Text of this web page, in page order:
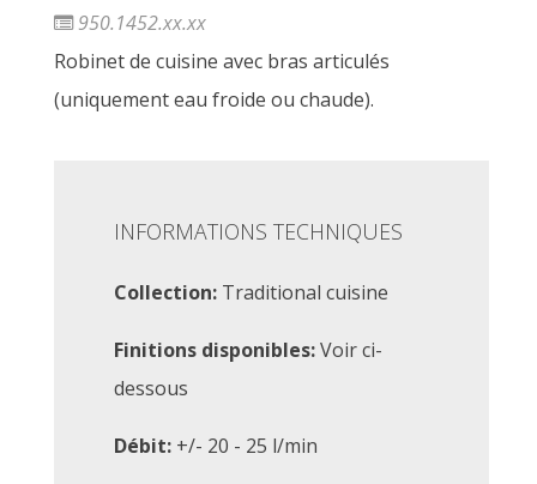
950.1452.xx.xx
Robinet de cuisine avec bras articulés
(uniquement eau froide ou chaude).
INFORMATIONS TECHNIQUES
Collection: Traditional cuisine
Finitions disponibles:Voir ci-
dessous
Débit: +/- 20 - 25 l/min